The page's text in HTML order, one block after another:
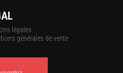
légales
générales de vente